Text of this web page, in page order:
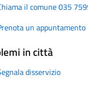
il comune 035
un appuntamento
in città
disservizio